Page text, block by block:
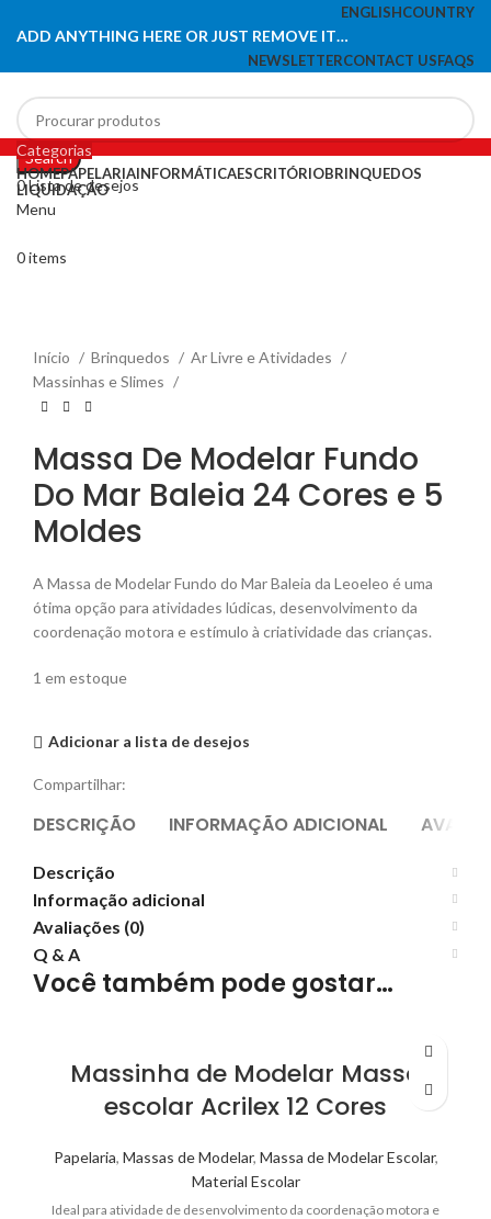
ENGLISHCOUNTRY
ADD ANYTHING HERE OR JUST REMOVE IT…
NEWSLETTERCONTACT USFAQS
Search
0Lista de desejos
Menu
0items
Categorias
HOMEPAPELARIAINFORMÁTICAESCRITÓRIOBRINQUEDOS
LIQUIDAÇÃO
-33%
Início Brinquedos
Ar Livre e Atividades
Massinhas e Slimes
Massa De Modelar Fundo
Do Mar Baleia 24 Cores e 5
Moldes
O
preço
original
R$32,90.
O
preço
atual
R$21,90.
A Massa de Modelar Fundo do Mar Baleia da Leoeleo é uma
ótima opção para atividades lúdicas, desenvolvimento da
coordenação motora e estímulo à criatividade das crianças.
1 em estoque
Adicionar a lista de desejos
Compartilhar:
DESCRIÇÃO INFORMAÇÃO ADICIONAL
Descrição
Informação adicional
Avaliações (0)
Q & A
Você também pode gostar…
Massinha de Modelar Massa
escolar Acrilex 12 Cores
Papelaria, Massas de Modelar, Massa de Modelar Escolar,
Material Escolar
Ideal para atividade de desenvolvimento da coordenação motora e